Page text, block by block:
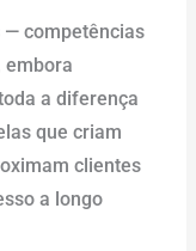
— competências
embora
a diferença
que criam
clientes
a longo